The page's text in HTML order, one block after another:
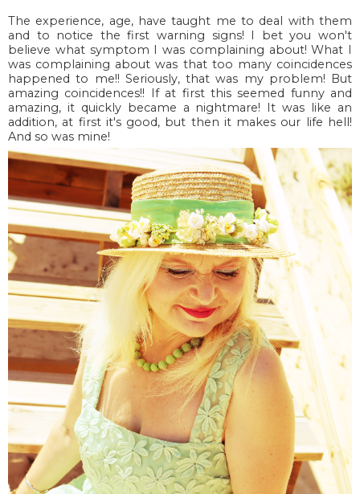
The experience, age, have taught me to deal with them
and to notice the first warning signs! I bet you won't
believe what symptom I was complaining about! What I
was complaining about was that too many coincidences
happened to me!! Seriously, that was my problem! But
amazing coincidences!! If at first this seemed funny and
amazing, it quickly became a nightmare! It was like an
addition, at first it's good, but then it makes our life hell!
And so was mine!